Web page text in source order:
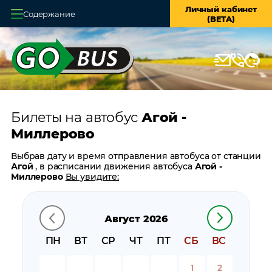
Содержание
Личный кабинет
(BETA)
Главная
О системе
Оплата и доставка
Возврат билетов
Заказ автобуса
Контакты
Билеты на автобусАгой -
Миллерово
Август 2026
ПН
ВТ СР ЧТ ПТ СБ ВС
1 2
Выбрав дату и время отправления автобуса от станции
Агой, в расписании движения автобусаАгой -
Миллерово Вы увидите:
время прибытия
время в пути
цену билета
Агой